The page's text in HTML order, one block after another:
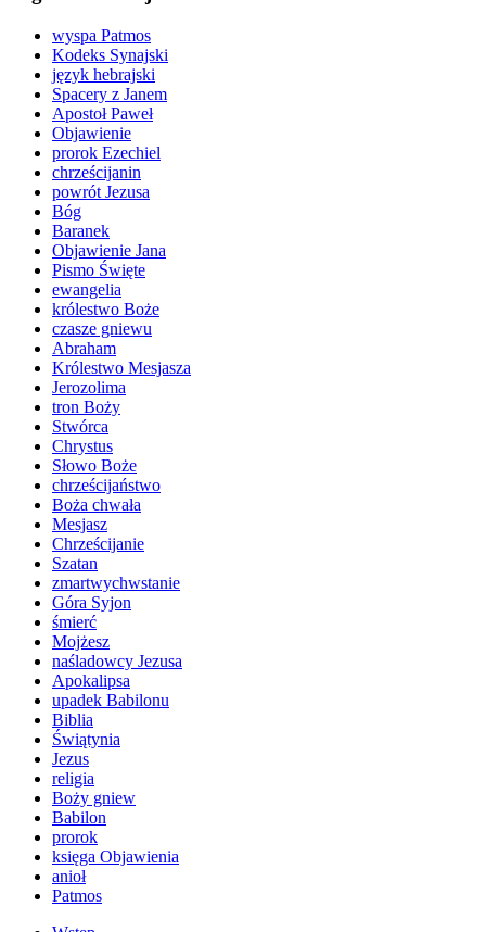
wyspa Patmos
Kodeks Synajski
język hebrajski
Spacery z Janem
Apostoł Paweł
Objawienie
prorok Ezechiel
chrześcijanin
powrót Jezusa
Bóg
Baranek
Objawienie Jana
Pismo Święte
ewangelia
królestwo Boże
czasze gniewu
Abraham
Królestwo Mesjasza
Jerozolima
tron Boży
Stwórca
Chrystus
Słowo Boże
chrześcijaństwo
Boża chwała
Mesjasz
Chrześcijanie
Szatan
zmartwychwstanie
Góra Syjon
śmierć
Mojżesz
naśladowcy Jezusa
Apokalipsa
upadek Babilonu
Biblia
Świątynia
Jezus
religia
Boży gniew
Babilon
prorok
księga Objawienia
anioł
Patmos